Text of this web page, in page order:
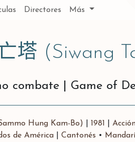
Directores Más
塔 (Siwang
combate Game of
Hung Kam-Bo) 1981
de América
Cantonés •